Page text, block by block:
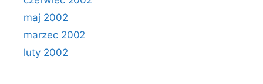
maj 2002
marzec 2002
luty 2002